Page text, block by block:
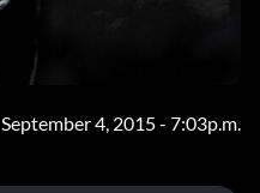
September 4, 2015 - 7:03p.m.